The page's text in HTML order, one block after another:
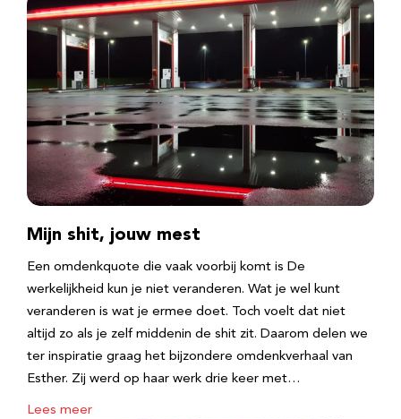
Mijn shit, jouw mest
Een omdenkquote die vaak voorbij komt is De
werkelijkheid kun je niet veranderen. Wat je wel kunt
veranderen is wat je ermee doet. Toch voelt dat niet
altijd zo als je zelf middenin de shit zit. Daarom delen we
ter inspiratie graag het bijzondere omdenkverhaal van
Esther. Zij werd op haar werk drie keer met…
Lees meer